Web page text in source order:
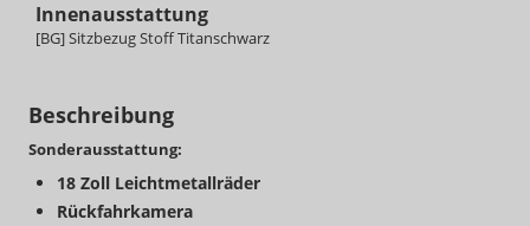
Innenausstattung
[BG] Sitzbezug Stoff Titanschwarz
Beschreibung
Sonderausstattung:
18 Zoll Leichtmetallräder
Rückfahrkamera